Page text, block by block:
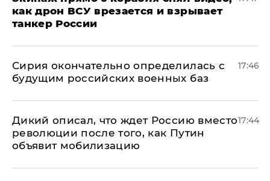
как дрон ВСУ врезается и взрывает
танкер России
Сирия окончательно определилась с
будущим российских военных баз
17:46
Дикий описал, что ждет Россию вместо
революции после того, как Путин
объявит мобилизацию
17:44